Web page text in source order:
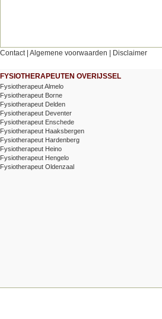
Contact| Algemene voorwaarden Disclaimer
FYSIOTHERAPEUTEN OVERIJSSEL
Fysiotherapeut Almelo
Fysiotherapeut Borne
Fysiotherapeut Delden
Fysiotherapeut Deventer
Fysiotherapeut Enschede
Fysiotherapeut Haaksbergen
Fysiotherapeut Hardenberg
Fysiotherapeut Heino
Fysiotherapeut Hengelo
Fysiotherapeut Oldenzaal